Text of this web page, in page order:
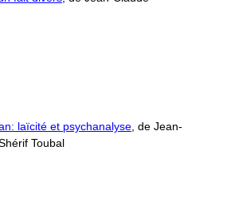
laïcité et psychanalyse , de Jean-
Toubal